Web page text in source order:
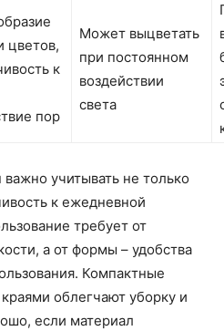
цветов,
к
пор
Может выцветать
при постоянном
воздействии
света
учитывать не только
к ежедневной
требует от
а от формы – удобства
Компактные
облегчают уборку и
если материал